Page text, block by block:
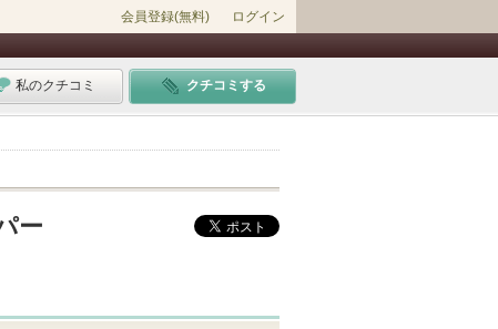
会員登録(無料) ログイン
私のクチコミ クチコミする
ー